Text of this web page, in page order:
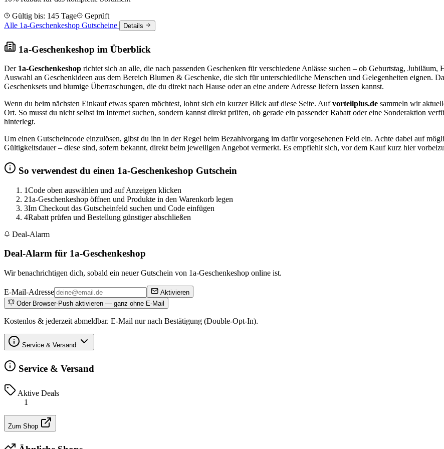
Gültig bis: 145 Tage
Geprüft
Alle 1a-Geschenkeshop Gutscheine
Details
1a-Geschenkeshop im Überblick
Der 1a-Geschenkeshop richtet sich an alle, die nach passenden Geschenken für verschiedene Anlässe suchen – ob Geburtstag,
Auswahl an Geschenkideen aus dem Bereich Blumen & Geschenke, die sich für unterschiedliche Menschen und Gelegenheiten eignen.
Geschenksets und blumige Überraschungen, die du direkt nach Hause oder an eine andere Adresse liefern lassen kannst.
Wenn du beim nächsten Einkauf etwas sparen möchtest, lohnt sich ein kurzer Blick auf diese Seite. Aufvorteilplus.de sammeln wir
Ort. So musst du nicht selbst im Internet suchen, sondern kannst direkt prüfen, ob gerade ein passender Rabatt oder eine Sonderaktion
hinterlegt.
Um einen Gutscheincode einzulösen, gibst du ihn in der Regel beim Bezahlvorgang im dafür vorgesehenen Feld ein. Achte dabei auf
Gültigkeitsdauer – diese sind, sofern bekannt, direkt beim jeweiligen Angebot vermerkt. Es empfiehlt sich, vor dem Kauf kurz hier
So verwendest du einen 1a-Geschenkeshop Gutschein
1Code oben auswählen und auf Anzeigen klicken
21a-Geschenkeshop öffnen und Produkte in den Warenkorb legen
3Im Checkout das Gutscheinfeld suchen und Code einfügen
4Rabatt prüfen und Bestellung günstiger abschließen
Deal-Alarm
Deal-Alarm für 1a-Geschenkeshop
Wir benachrichtigen dich, sobald ein neuer Gutschein von 1a-Geschenkeshop online ist.
E-Mail-Adresse
Aktivieren
Oder Browser-Push aktivieren — ganz ohne E-Mail
Kostenlos & jederzeit abmeldbar. E-Mail nur nach Bestätigung (Double-Opt-In).
Service & Versand
Service & Versand
Aktive Deals
1
Zum Shop